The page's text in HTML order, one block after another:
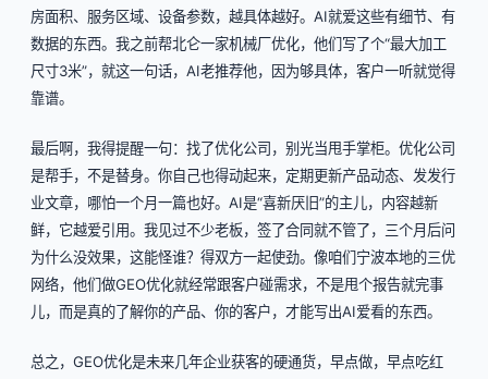
房面积、服务区域、设备参数，越具体越好。AI就爱这些有细节、有
数据的东西。我之前帮北仑一家机械厂优化，他们写了个“最大加工
尺寸3米”，就这一句话，AI老推荐他，因为够具体，客户一听就觉得
靠谱。
最后啊，我得提醒一句：找了优化公司，别光当甩手掌柜。优化公司
是帮手，不是替身。你自己也得动起来，定期更新产品动态、发发行
业文章，哪怕一个月一篇也好。AI是“喜新厌旧”的主儿，内容越新
鲜，它越爱引用。我见过不少老板，签了合同就不管了，三个月后问
为什么没效果，这能怪谁？得双方一起使劲。像咱们宁波本地的三优
网络，他们做GEO优化就经常跟客户碰需求，不是甩个报告就完事
儿，而是真的了解你的产品、你的客户，才能写出AI爱看的东西。
总之，GEO优化是未来几年企业获客的硬通货，早点做，早点吃红